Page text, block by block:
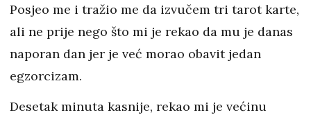
Posjeo me i tražio me da izvučem tri tarot karte,
ali ne prije nego što mi je rekao da mu je danas
naporan dan jer je već morao obavit jedan
egzorcizam.
Desetak minuta kasnije, rekao mi je većinu